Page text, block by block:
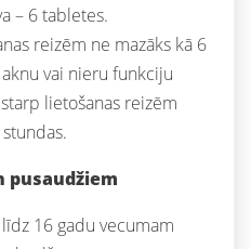
– 6 tabletes.
reizēm ne mazāks kā 6
vai nieru funkciju
lietošanas reizēm
pusaudžiem
16 gadu vecumam